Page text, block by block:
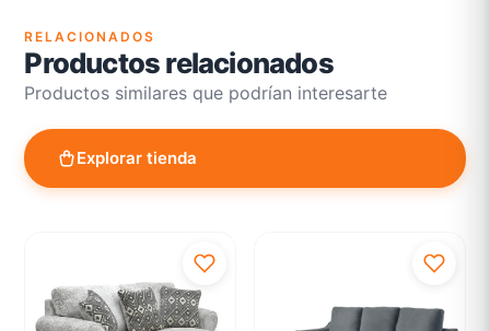
RELACIONADOS
Productos relacionados
Productos similares que podrían interesarte
Explorar tienda